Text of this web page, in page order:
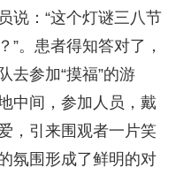
说：“这个灯谜三八节
”。患者得知答对了，
去参加“摸福”的游
中间，参加人员，戴
，引来围观者一片笑
氛围形成了鲜明的对